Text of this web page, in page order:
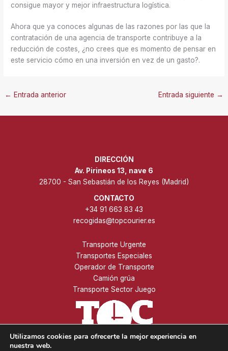
consigue mayor y mejor infraestructura logística.
Ahora que ya conoces algunas de las razones por las que la
contratación de una agencia de transporte contribuye a la
reducción de costes, ¿no crees que es momento de pensar en
este servicio cómo en una inversión en vez de un gasto?.
← Entrada anterior Entrada siguiente →
DIRECCIÓN
Av. Pirineos 13, nave 6
28700 - San Sebastián de los Reyes (Madrid)
CONTACTO
+34 91 663 83 43
recogidas@topcourier.es
Transporte Urgente
Transportes Especiales
Operador de Transporte
Camión grúa
Transporte Sector Juego
Utilizamos cookies para ofrecerte la mejor experiencia en
nuestra web.